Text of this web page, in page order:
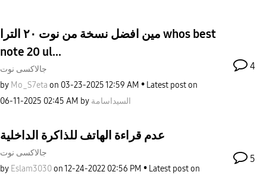
مين افضل نسخة من نوت ٢٠ الترا whos best
note 20 ul...
جالاكسى نوت
by Mo_S7eta on ‎03-23-202512:59 AM
Latest post on
‎06-11-2025 02:45 AM by السيداسامة
4
عدم قراءة الهاتف للذاكرة الداخلية
جالاكسى نوت
by Eslam3030 on‎12-24-2022 02:56 PM
Latest post on
5